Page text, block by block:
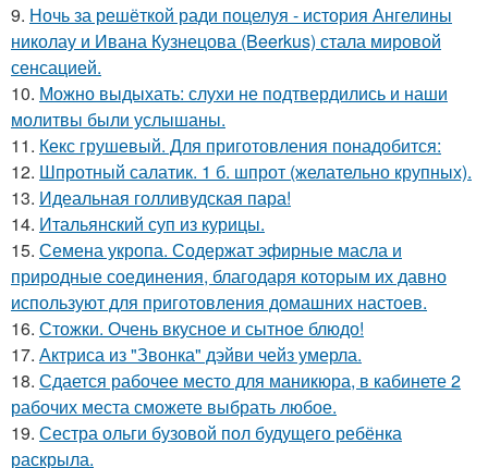
9. Ночь за решёткой ради поцелуя - история Ангелины
николау и Ивана Кузнецова (Beerkus) стала мировой
сенсацией.
10. Можно выдыхать: слухи не подтвердились и наши
молитвы были услышаны.
11. Кекс грушевый. Для приготовления понадобится:
12. Шпротный салатик. 1 б. шпрот (желательно крупных).
13. Идеальная голливудская пара!
14. Итальянский суп из курицы.
15. Семена укропа. Содержат эфирные масла и
природные соединения, благодаря которым их давно
используют для приготовления домашних настоев.
16. Стожки. Очень вкусное и сытное блюдо!
17. Актриса из "Звонка" дэйви чейз умерла.
18. Сдается рабочее место для маникюра, в кабинете 2
рабочих места сможете выбрать любое.
19. Сестра ольги бузовой пол будущего ребёнка
раскрыла.